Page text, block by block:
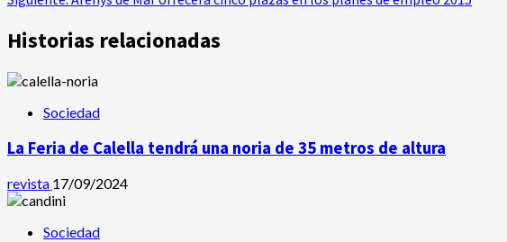
de
entradas
Historias relacionadas
Sociedad
La Feria de Calella tendrá una noria de 35 metros de altura
revista 17/09/2024
Sociedad